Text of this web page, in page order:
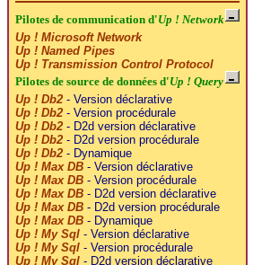
Pilotes de communication d'Up ! Network
Up ! Microsoft Network
Up ! Named Pipes
Up ! Transmission Control Protocol
Pilotes de source de données d'Up ! Query
Up ! Db2- Version déclarative
Up ! Db2- Version procédurale
Up ! Db2- D2d version déclarative
Up ! Db2- D2d version procédurale
Up ! Db2- Dynamique
Up ! Max DB- Version déclarative
Up ! Max DB- Version procédurale
Up ! Max DB- D2d version déclarative
Up ! Max DB- D2d version procédurale
Up ! Max DB- Dynamique
Up ! My Sql- Version déclarative
Up ! My Sql- Version procédurale
Up ! My Sql- D2d version déclarative